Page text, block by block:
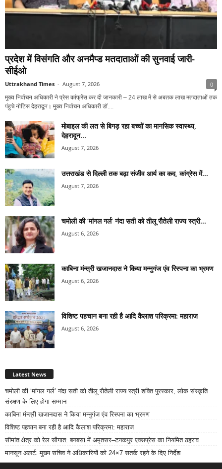
प्रदेश में विसंगति और अनमैप्ड मतदाताओं की सुनवाई जारी-
सीईओ
Uttrakhand Times - August 7, 2026 0
मुख्य निर्वाचन अधिकारी ने प्रेस कांफ्रेंस कर दी जानकारी – ⁠24 लाख में से अबतक लाख मतदाताओं तक
पंहुचे नोटिस देहरादून। मुख्य निर्वाचन अधिकारी डॉ....
मोबाइल की लत से बिगड़ रहा बच्चों का मानसिक स्वास्थ्य,
देहरादून...
August 7, 2026
उत्तराखंड से दिल्ली तक बढ़ा संजीव आर्य का कद, कांग्रेस में...
August 7, 2026
चमोली की ‘मांगल गर्ल’ नंदा सती को तीलू रौतेली राज्य स्त्री...
August 6, 2026
काबिना मंन्त्री खजानदास ने किया मन्नुगंज एंव रिस्पना का भ्रमण
August 6, 2026
विशिष्ट पहचान बना रही है आदि कैलाश परिक्रमा: महाराज
August 6, 2026
Latest News
चमोली की ‘मांगल गर्ल’ नंदा सती को तीलू रौतेली राज्य स्त्री शक्ति पुरस्कार, लोक संस्कृति
संरक्षण के लिए होगा सम्मान
काबिना मंन्त्री खजानदास ने किया मन्नुगंज एंव रिस्पना का भ्रमण
विशिष्ट पहचान बना रही है आदि कैलाश परिक्रमा: महाराज
सीमांत क्षेत्र को रेल सौगात: बनबसा में अमृतसर–टनकपुर एक्सप्रेस का नियमित ठहराव
मानसून अलर्ट: मुख्य सचिव ने अधिकारियों को 24×7 सतर्क रहने के दिए निर्देश